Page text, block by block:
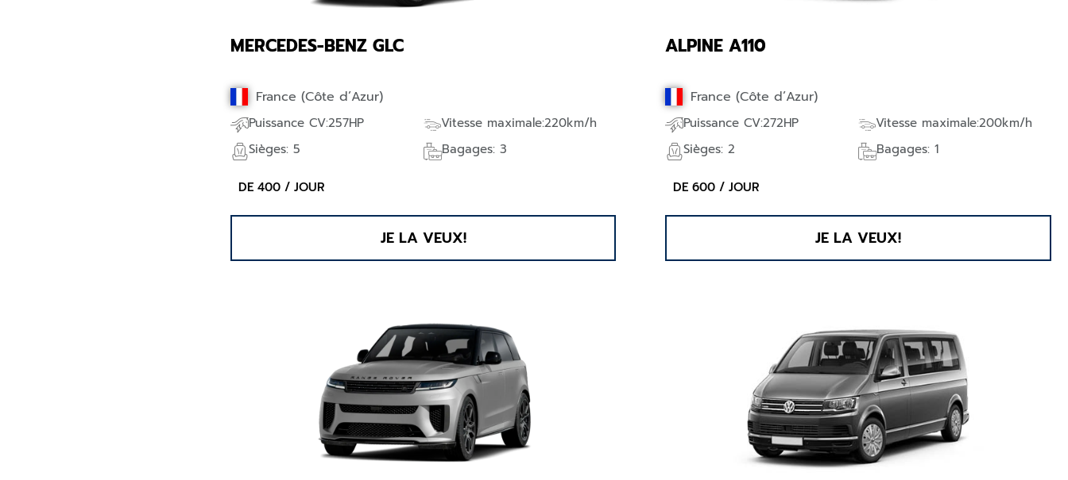
MERCEDES-BENZ GLC
France (Côte d’Azur)
Puissance CV:257HP
Vitesse maximale:220km/h
Sièges: 5
Bagages: 3
DE 400 / JOUR
JE LA VEUX!
ALPINE A110
France (Côte d’Azur)
Puissance CV:272HP
Vitesse maximale:200km/h
Sièges: 2
Bagages: 1
DE 600 / JOUR
JE LA VEUX!